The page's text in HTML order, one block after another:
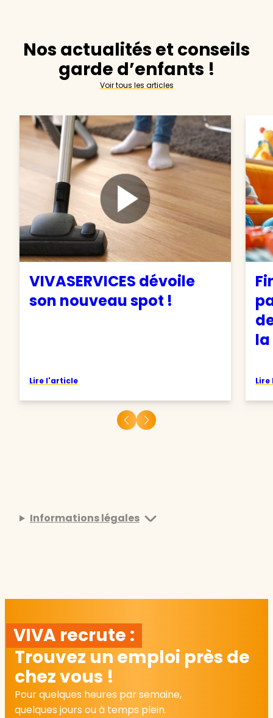
Nos actualités et conseils
garde d’enfants !
Voir tous les articles
VIVASERVICES dévoile
son nouveau spot !
Lire l'article
la
Informations légales
VIVA recrute :
Trouvez un emploi près de
chez vous !
Pour quelques heures par semaine,
quelques jours ou à temps plein.